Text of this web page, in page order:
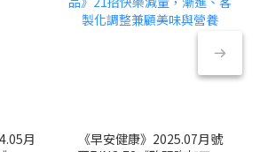
月
《早安健康》2025.07月號